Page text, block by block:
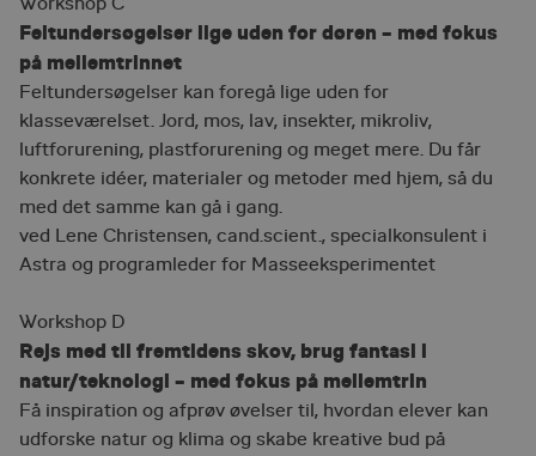
Feltundersøgelser lige uden for døren – med fokus
på mellemtrinnet
Feltundersøgelser kan foregå lige uden for
klasseværelset. Jord, mos, lav, insekter, mikroliv,
luftforurening, plastforurening og meget mere. Du får
konkrete idéer, materialer og metoder med hjem, så du
med det samme kan gå i gang.
ved Lene Christensen, cand.scient., specialkonsulent i
Astra og programleder for Masseeksperimentet
Workshop D
Rejs med til fremtidens skov, brug fantasi i
natur/teknologi – med fokus på mellemtrin
Få inspiration og afprøv øvelser til, hvordan elever kan
udforske natur og klima og skabe kreative bud på